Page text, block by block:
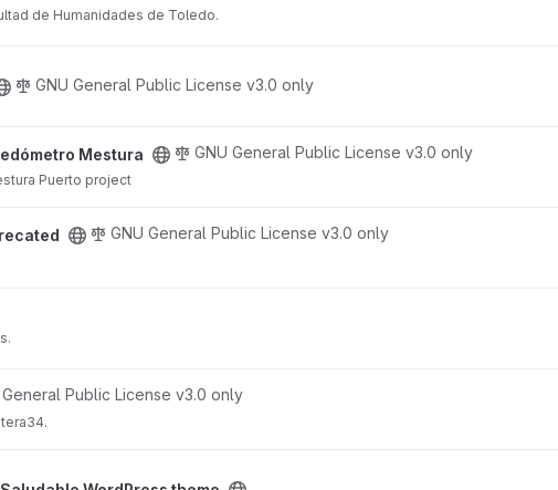
de Humanidades de Toledo.
GNU General Public License v3.0 only
Mestura GNU General Public License v3.0 only
Puerto project
GNU General Public License v3.0 only
General Public License v3.0 only